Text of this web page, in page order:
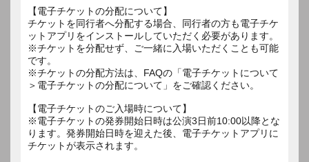
【電子チケットの分配について】
チケットを同行者へ分配する場合、同行者の方も電子チケ
ットアプリをインストールしていただく必要があります。
※チケットを分配せず、ご一緒に入場いただくことも可能
です。
※チケットの分配方法は、FAQの「電子チケットについて
＞電子チケットの分配について」をご確認ください。
【電子チケットのご入場時について】
※電子チケットの発券開始日時は公演3日前10:00以降とな
ります。発券開始日時を迎えた後、電子チケットアプリに
チケットが表示されます。